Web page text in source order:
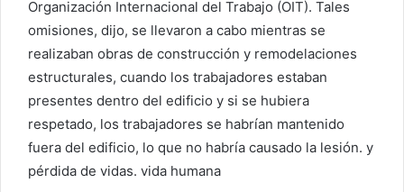
Organización Internacional del Trabajo (OIT). Tales
omisiones, dijo, se llevaron a cabo mientras se
realizaban obras de construcción y remodelaciones
estructurales, cuando los trabajadores estaban
presentes dentro del edificio y si se hubiera
respetado, los trabajadores se habrían mantenido
fuera del edificio, lo que no habría causado la lesión. y
pérdida de vidas. vida humana